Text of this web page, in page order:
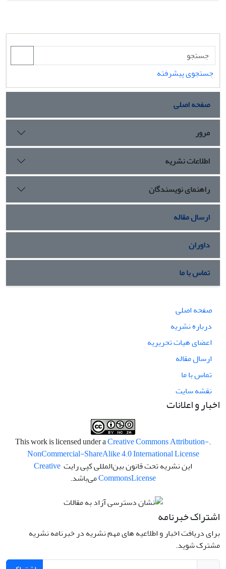
جستجوی پیشرفته
صفحه اصلی
مرور
اطلاعات نشریه
راهنمای نویسندگان
ارسال مقاله
داوران
تماس با ما
صفحه اصلی
درباره نشریه
اعضای هیات تحریریه
ارسال مقاله
تماس با ما
نقشه سایت
اخبار و اعلانات
.This work is licensed under a
Creative Commons Attribution-
NonCommercial-ShareAlike 4.0 International License
این نشریه تحت قانون بین‌المللی کپی رایت Creative
CommonsLicense می‌باشد.
اشتراک خبرنامه
برای دریافت اخبار و اطلاعیه های مهم نشریه در خبرنامه نشریه
مشترک شوید.